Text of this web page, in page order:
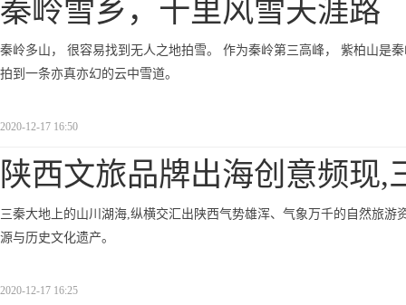
秦岭雪乡，十里风雪天涯路
秦岭多山， 很容易找到无人之地拍雪。 作为秦岭第三高峰， 紫柏山是
拍到一条亦真亦幻的云中雪道。
2020-12-17 16:50
陕西文旅品牌出海创意频现,
三秦大地上的山川湖海,纵横交汇出陕西气势雄浑、气象万千的自然旅
源与历史文化遗产。
2020-12-17 16:25